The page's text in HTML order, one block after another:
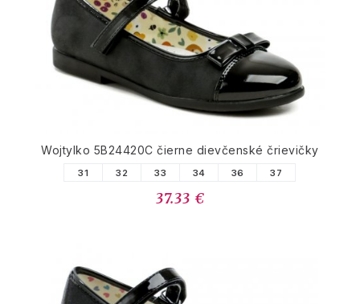
PODOBNÉ PRODUKTY
Wojtylko 5B24420C čierne dievčenské črievičky
31 32 33 34 36 37
37.33 €